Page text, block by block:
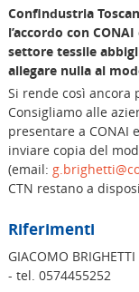
Confindustria
l’accordo con
settore tessile
allegare nulla al
Si rende così ancora
Consigliamo alle
presentare a CONAI
inviare copia del
(email:
CTN restano a
Riferimenti
GIACOMO BRIGHETTI
- tel. 0574455252